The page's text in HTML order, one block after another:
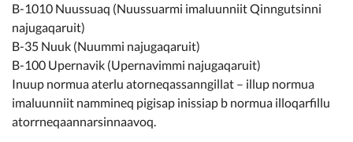
B-1010 Nuussuaq (Nuussuarmi imaluunniit Qinngutsinni
najugaqaruit)
B-35 Nuuk (Nuummi najugaqaruit)
B-100 Upernavik (Upernavimmi najugaqaruit)
Inuup normua aterlu atorneqassanngillat – illup normua
imaluunniit nammineq pigisap inissiap b normua illoqarfillu
atorrneqaannarsinnaavoq.